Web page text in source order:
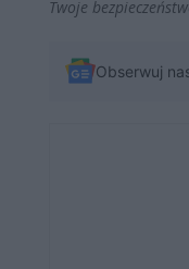
Twoje
Obserwuj